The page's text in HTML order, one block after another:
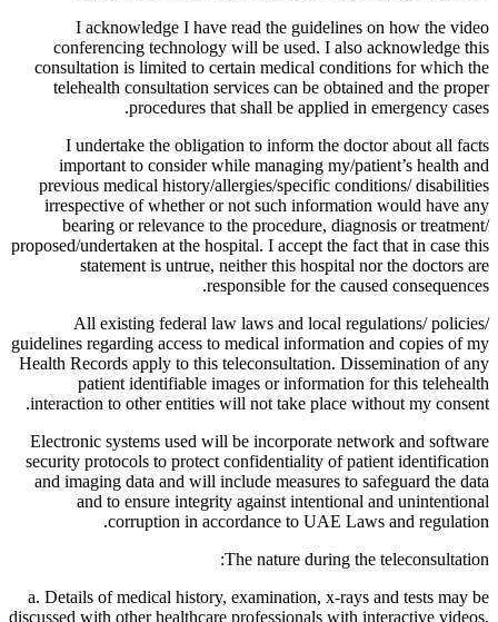
I acknowledge I have read the guidelines on how the video
conferencing technology will be used. I also acknowledge this
consultation is limited to certain medical conditions for which the
telehealth consultation services can be obtained and the proper
procedures that shall be applied in emergency cases.
I undertake the obligation to inform the doctor about all facts
important to consider while managing my/patient’s health and
previous medical history/allergies/specific conditions/ disabilities
irrespective of whether or not such information would have any
bearing or relevance to the procedure, diagnosis or treatment/
proposed/undertaken at the hospital. I accept the fact that in case this
statement is untrue, neither this hospital nor the doctors are
responsible for the caused consequences.
All existing federal law laws and local regulations/ policies/
guidelines regarding access to medical information and copies of my
Health Records apply to this teleconsultation. Dissemination of any
patient identifiable images or information for this telehealth
interaction to other entities will not take place without my consent.
Electronic systems used will be incorporate network and software
security protocols to protect confidentiality of patient identification
and imaging data and will include measures to safeguard the data
and to ensure integrity against intentional and unintentional
corruption in accordance to UAE Laws and regulation.
The nature during the teleconsultation:
a. Details of medical history, examination, x-rays and tests may be
discussed with other healthcare professionals with interactive videos,